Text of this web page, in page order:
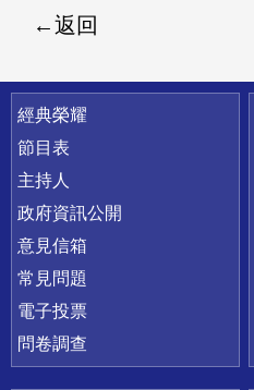
返回
快速連結
經典榮耀
節目表
主持人
政府資訊公開
意見信箱
常見問題
電子投票
問卷調查